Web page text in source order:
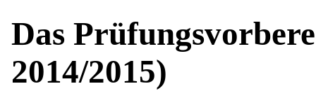
Das
2014/2015)